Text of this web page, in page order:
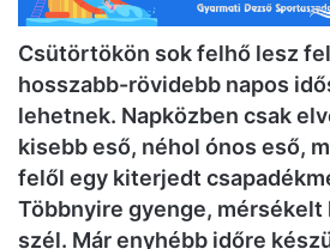
Csütörtökön sok felhő lesz
hosszabb-rövidebb napos
lehetnek. Napközben csak
kisebb eső, néhol ónos eső,
felől egy kiterjedt
Többnyire gyenge, mérsékelt
szél. Már enyhébb időre